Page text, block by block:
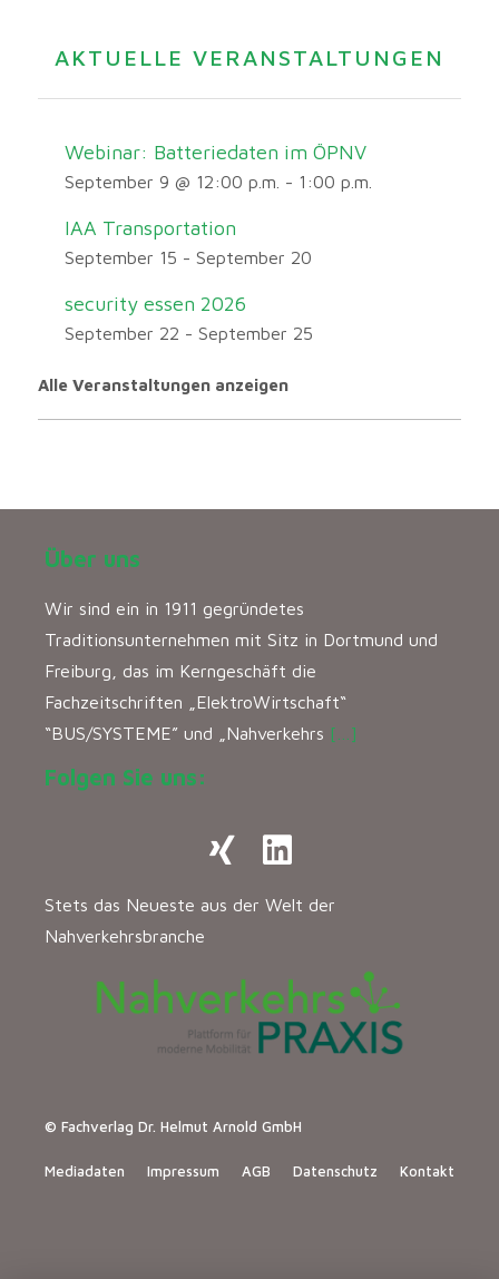
AKTUELLE VERANSTALTUNGEN
Webinar: Batteriedaten im ÖPNV
September 9 @ 12:00 p.m. - 1:00 p.m.
IAA Transportation
September 15 - September 20
security essen 2026
September 22 - September 25
Alle Veranstaltungen anzeigen
Über uns
Wir sind ein in 1911 gegründetes
Traditionsunternehmen mit Sitz in Dortmund und
Freiburg, das im Kerngeschäft die
Fachzeitschriften „ElektroWirtschaft“
“BUS/SYSTEME” und „Nahverkehrs […]
Folgen Sie uns:
Stets das Neueste aus der Welt der
Nahverkehrsbranche
© Fachverlag Dr. Helmut Arnold GmbH
Mediadaten Impressum AGB Datenschutz Kontakt